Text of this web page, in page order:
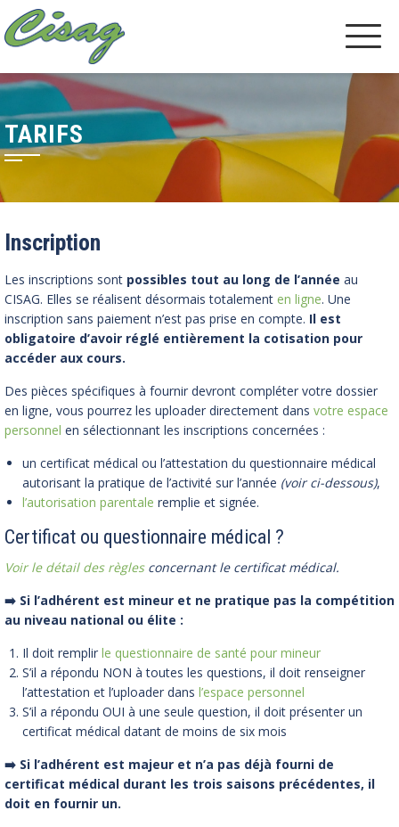
TARIFS
Inscription
Les inscriptions sont possibles tout au long de l’année au
CISAG. Elles se réalisent désormais totalement en ligne. Une
inscription sans paiement n’est pas prise en compte. Il est
obligatoire d’avoir réglé entièrement la cotisation pour
accéder aux cours.
Des pièces spécifiques à fournir devront compléter votre dossier
en ligne, vous pourrez les uploader directement dans votre espace
personnel en sélectionnant les inscriptions concernées :
un certificat médical ou l’attestation du questionnaire médical
autorisant la pratique de l’activité sur l’année (voir ci-dessous),
l’autorisation parentale remplie et signée.
Certificat ou questionnaire médical ?
Voir le détail des règlesconcernant le certificat médical.
➡️ Si l’adhérent est mineur et ne pratique pas la compétition
au niveau national ou élite :
Il doit remplir le questionnaire de santé pour mineur
S’il a répondu NON à toutes les questions, il doit renseigner
l’attestation et l’uploader dans l’espace personnel
S’il a répondu OUI à une seule question, il doit présenter un
certificat médical datant de moins de six mois
➡️ Si l’adhérent est majeur et n’a pas déjà fourni de
certificat médical durant les trois saisons précédentes, il
doit en fournir un.